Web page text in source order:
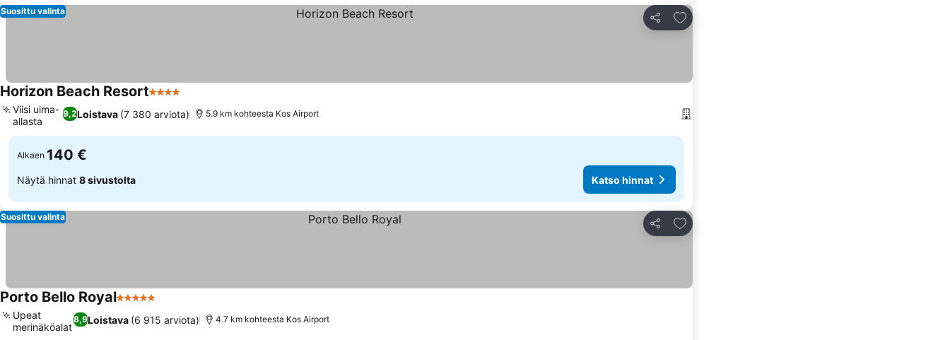
Jaa
Lisää suosikkeihin
Suosittu valinta
Horizon Beach Resort4 Tähtiluokitus
9,2Loistava (7 380 arviota)
Viisi uima-
allasta
5.9 km kohteesta Kos Airport
Alkaen 140 €
Näytä hinnat 8 sivustolta Katso hinnat
Jaa
Lisää suosikkeihin
Suosittu valinta
Porto Bello Royal5 Tähtiluokitus
8,9Loistava (6 915 arviota)
Upeat
merinäköalat
4.7 km kohteesta Kos Airport